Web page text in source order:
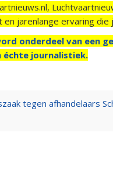
jarenlange ervaring
onderdeel van een
journalistiek.
tegen afhandelaars